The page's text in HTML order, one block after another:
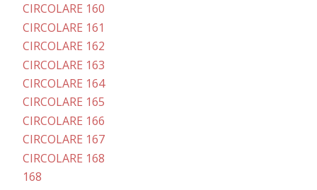
CIRCOLARE 160
CIRCOLARE 161
CIRCOLARE 162
CIRCOLARE 163
CIRCOLARE 164
CIRCOLARE 165
CIRCOLARE 166
CIRCOLARE 167
CIRCOLARE 168
168